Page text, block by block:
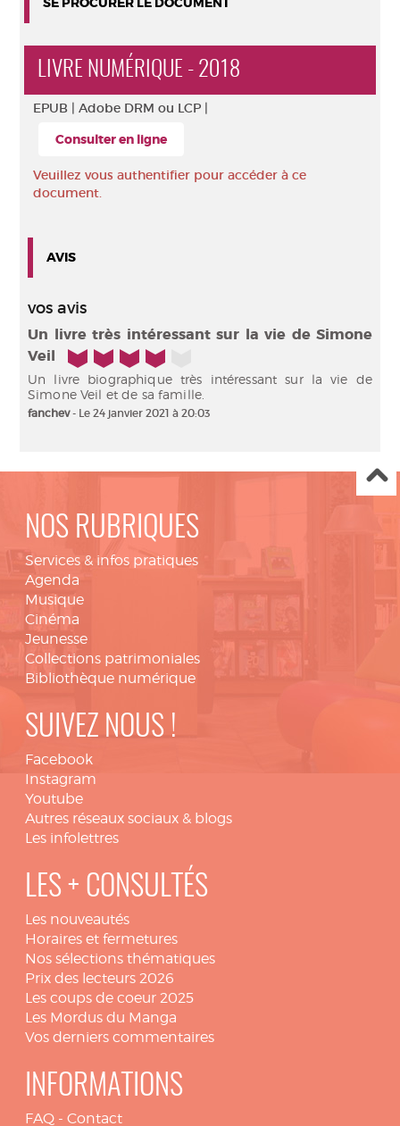
LIVRE NUMÉRIQUE - 2018
EPUB | Adobe DRM ou LCP |
Consulter en ligne
Veuillez vous authentifier pour accéder à ce
document.
AVIS
vos avis
Un livre très intéressant sur la vie de Simone
Veil
4/5
Un livre biographique très intéressant sur la vie de
Simone Veil et de sa famille.
fanchev- Le 24 janvier 2021 à 20:03
NOS RUBRIQUES
Services & infos pratiques
Agenda
Musique
Cinéma
Jeunesse
Collections patrimoniales
Bibliothèque numérique
SUIVEZ NOUS !
Facebook
Instagram
Youtube
Autres réseaux sociaux & blogs
Les infolettres
LES + CONSULTÉS
Les nouveautés
Horaires et fermetures
Nos sélections thématiques
Prix des lecteurs 2026
Les coups de coeur 2025
Les Mordus du Manga
Vos derniers commentaires
INFORMATIONS
FAQ - Contact